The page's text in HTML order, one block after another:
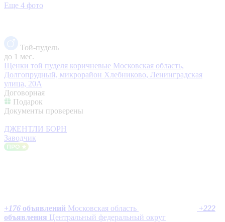
Еще 4 фото
Той-пудель
до 1 мес.
Щенки той пуделя коричневые Московская область,
Долгопрудный, микрорайон Хлебниково, Ленинградская
улица, 20А
Договорная
Подарок
Документы проверены
ДЖЕНТЛИ БОРН
Заводчик
+176 объявлений Московская область +222
объявления Центральный федеральный округ